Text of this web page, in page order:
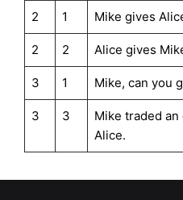
2 1 Mike gives
2 2 Alice gives
3 1 Mike, can you
3 3
Mike traded
Alice.